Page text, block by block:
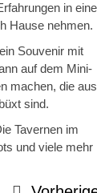
in
Hause nehmen.
Souvenir mit
auf dem Mini-
machen, die aus
sind.
Tavernen im
und viele mehr